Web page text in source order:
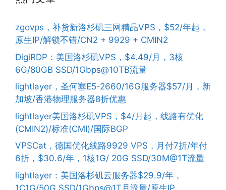
zgovps，补货新洛杉矶三网精品VPS，$52/年起，
原生IP/解锁不错/CN2 + 9929 + CMIN2
DigiRDP：美国洛杉矶VPS，$4.49/月，3核
6G/80GB SSD/1Gbps@10TB流量
lightlayer，圣何塞E5-2660/16G服务器$57/月，新
加坡/香港物理服务器8折优惠
lightlayer美国洛杉矶VPS，$4/月起，线路有优化
(CMIN2)/标准(CMI)/国际BGP
VPSCat，德国优化线路9929 VPS，月付7折/年付
6折，$30.6/年，1核1G/ 20G SSD/30M@1T流量
lightlayer：美国洛杉矶云服务器$29.9/年，
1C1G/50G SSD/1Gbps@1T月流量/原生IP